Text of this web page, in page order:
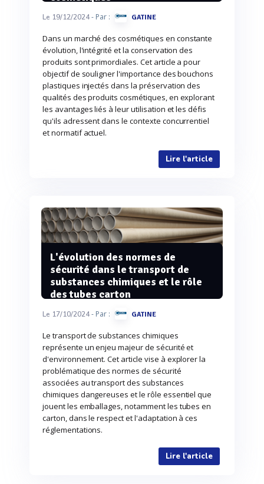
Le 19/12/2024- Par : GATINE
Dans un marché des cosmétiques en constante
évolution, l'intégrité et la conservation des
produits sont primordiales. Cet article a pour
objectif de souligner l'importance des bouchons
plastiques injectés dans la préservation des
qualités des produits cosmétiques, en explorant
les avantages liés à leur utilisation et les défis
qu'ils adressent dans le contexte concurrentiel
et normatif actuel.
Lire l'article
L'évolution des normes de
sécurité dans le transport de
substances chimiques et le rôle
des tubes carton
Le 17/10/2024- Par : GATINE
Le transport de substances chimiques
représente un enjeu majeur de sécurité et
d'environnement. Cet article vise à explorer la
problématique des normes de sécurité
associées au transport des substances
chimiques dangereuses et le rôle essentiel que
jouent les emballages, notamment les tubes en
carton, dans le respect et l'adaptation à ces
réglementations.
Lire l'article